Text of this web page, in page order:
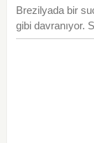
Brezilyada bir
gibi davranıyor.